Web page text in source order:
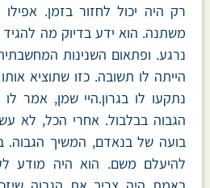
רק היה יכול לחזור בזמן.
משתנה. הוא ידע בדיוק מה
נרגע. ופתאום השנינות
הייתה לו תשובה. כזו שתוציא
נתקעו לו בגרון.היי שמן, אמר
הגבוה בבלבול. אחרי הכל, לא
בועה של בנאדם, המשיך הגבוה.
להיעלם משם. הוא היה מודע